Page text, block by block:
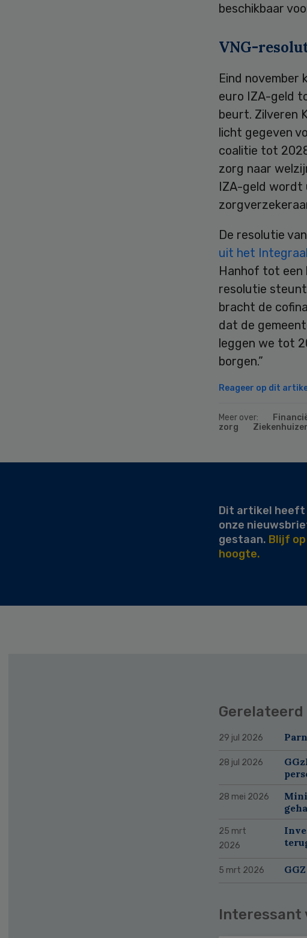
beschikbaar
VNG-
Eind november
euro IZA-geld
beurt. Zilveren
licht gegeven
coalitie tot
zorg naar
IZA-geld wordt
De resolutie
uit het
Hanhof tot een
resolutie
bracht de
dat de
leggen we tot
borgen.”
Reageer op dit
Meer over:
zorg
Secondary
Dit artikel heeft
onze
gestaan. Blijf op
hoogte.
29 jul 2026
28 jul 2026
28 mei 2026
25 mrt
2026
5 mrt 2026
Interessant